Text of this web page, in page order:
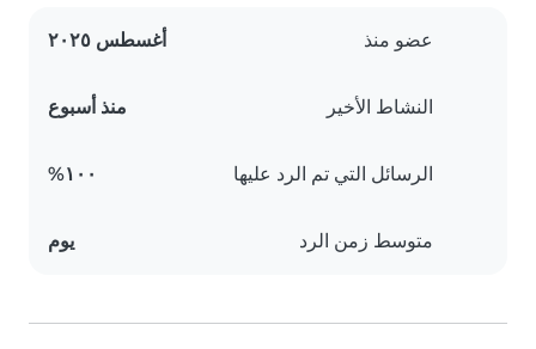
عضو منذ أغسطس ٢٠٢٥
النشاط الأخير منذ أسبوع
الرسائل التي تم الرد عليها ١٠٠%
متوسط زمن الرد يوم